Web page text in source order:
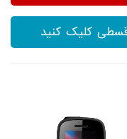
کلیک کنید